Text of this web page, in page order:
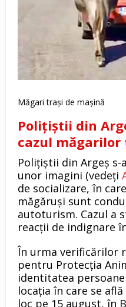
Măgari trași de mașină
Polițiștii din
cazul măgarilor
Polițiștii din Argeș
unor imagini (vedeți
de socializare, în
măgăruși sunt
autoturism. Cazul a
reacții de indignare
În urma verificărilor
pentru Protecția
identitatea
locația în care se
loc pe 15 august, în